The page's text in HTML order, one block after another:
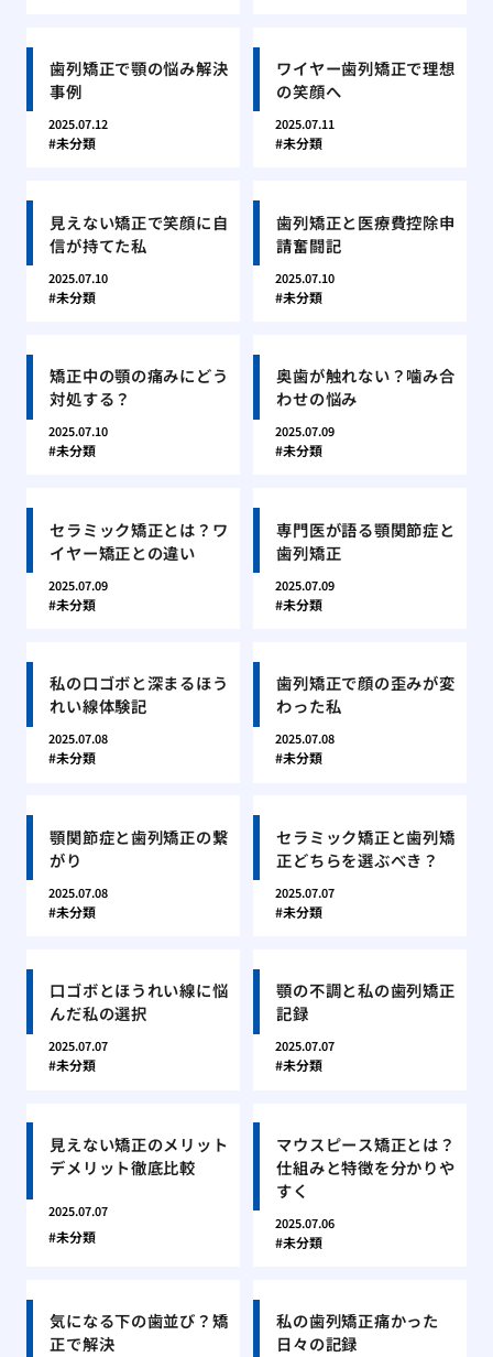
歯列矯正で顎の悩み解決
事例
2025.07.12
未分類
ワイヤー歯列矯正で理想
の笑顔へ
2025.07.11
未分類
見えない矯正で笑顔に自
信が持てた私
2025.07.10
未分類
歯列矯正と医療費控除申
請奮闘記
2025.07.10
未分類
矯正中の顎の痛みにどう
対処する？
2025.07.10
未分類
奥歯が触れない？噛み合
わせの悩み
2025.07.09
未分類
セラミック矯正とは？ワ
イヤー矯正との違い
2025.07.09
未分類
専門医が語る顎関節症と
歯列矯正
2025.07.09
未分類
私の口ゴボと深まるほう
れい線体験記
2025.07.08
未分類
歯列矯正で顔の歪みが変
わった私
2025.07.08
未分類
顎関節症と歯列矯正の繋
がり
2025.07.08
未分類
セラミック矯正と歯列矯
正どちらを選ぶべき？
2025.07.07
未分類
口ゴボとほうれい線に悩
んだ私の選択
2025.07.07
未分類
顎の不調と私の歯列矯正
記録
2025.07.07
未分類
見えない矯正のメリット
デメリット徹底比較
2025.07.07
未分類
マウスピース矯正とは？
仕組みと特徴を分かりや
すく
2025.07.06
未分類
気になる下の歯並び？矯
正で解決
私の歯列矯正痛かった
日々の記録